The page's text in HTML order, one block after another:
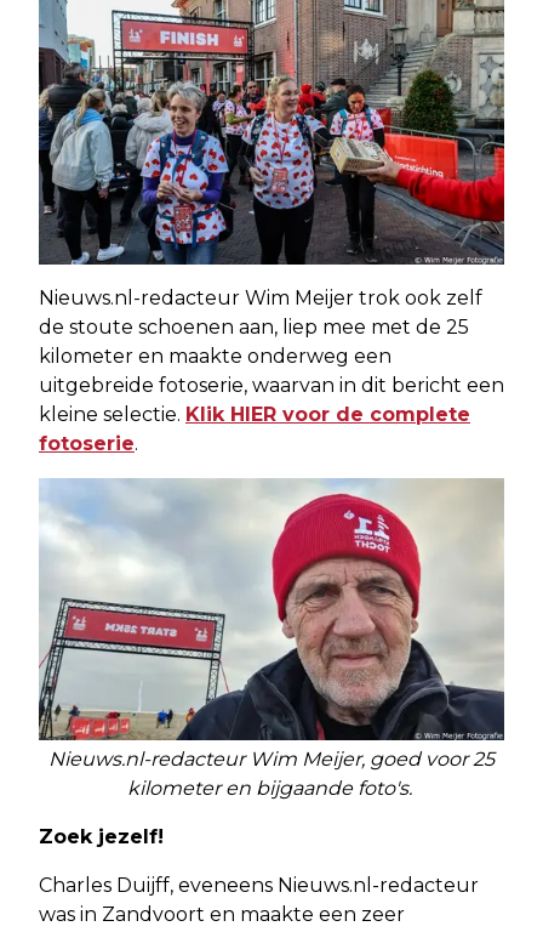
Nieuws.nl-redacteur Wim Meijer trok ook zelf
de stoute schoenen aan, liep mee met de 25
kilometer en maakte onderweg een
uitgebreide fotoserie, waarvan in dit bericht een
kleine selectie. Klik HIER voor de complete
fotoserie.
Nieuws.nl-redacteur Wim Meijer, goed voor 25
kilometer en bijgaande foto's.
Zoek jezelf!
Charles Duijff, eveneens Nieuws.nl-redacteur
was in Zandvoort en maakte een zeer